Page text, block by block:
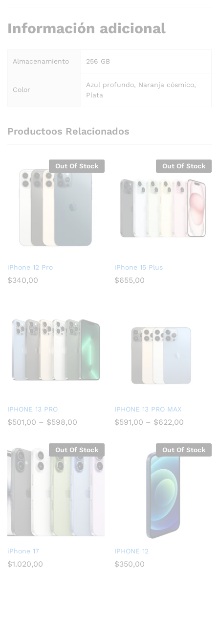
Información adicional
Almacenamiento 256 GB
Color
Azul profundo, Naranja cósmico,
Plata
Productoos Relacionados
Out Of Stock
iPhone 12 Pro
$340,00
Out Of Stock
iPhone 15 Plus
$655,00
IPHONE 13 PRO
$501,00 – $598,00
IPHONE 13 PRO MAX
$591,00 – $622,00
Out Of Stock
iPhone 17
$1.020,00
Out Of Stock
IPHONE 12
$350,00